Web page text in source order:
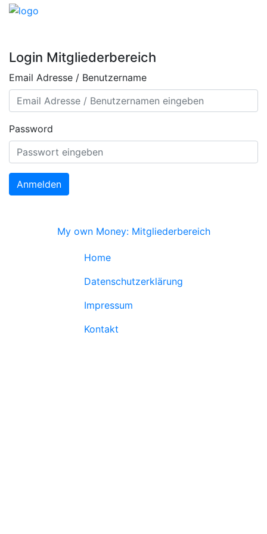
Login Mitgliederbereich
Email Adresse / Benutzername
Password
Anmelden
My own Money: Mitgliederbereich
Home
Datenschutzerklärung
Impressum
Kontakt